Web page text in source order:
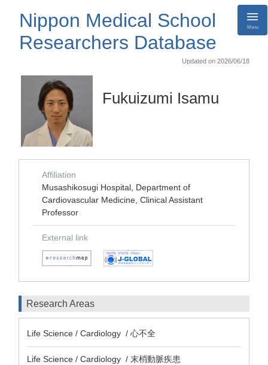
Nippon Medical School
Researchers Database
Menu
Updated on 2026/06/18
Fukuizumi Isamu
Affiliation
Musashikosugi Hospital, Department of
Cardiovascular Medicine, Clinical Assistant
Professor
External link
Research Areas
Life Science / Cardiology / 心不全
Life Science / Cardiology / 末梢動脈疾患